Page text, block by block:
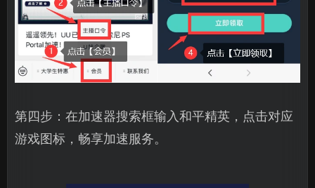
第四步：在加速器搜索框输入和平精英，点击对应
游戏图标，畅享加速服务。